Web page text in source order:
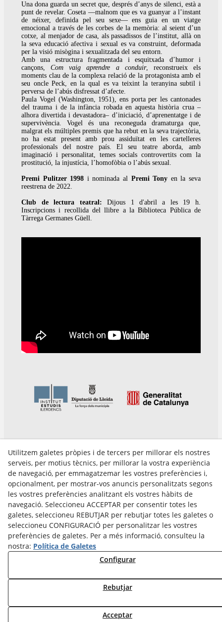
Una dona guarda un secret que, després d’anys de silenci, està a
punt de revelar. Coseta —malnom que es va guanyar a l’instant
de néixer, definida pel seu sexe— ens guia en un viatge
emocional a través de les corbes de la memòria: al seient d’un
cotxe, al menjador de casa, als passadissos de l’institut, allà on
la seva educació afectiva i sexual es va construint, deformada
per la visió misògina i sexualitzada del seu entorn.
Amb una estructura fragmentada i esquitxada d’humor i
cançons,Com vaig aprendre a conduir, reconstrueix els
moments clau de la complexa relació de la protagonista amb el
seu oncle Peck, en la qual es va teixint la teranyina subtil i
perversa de l’abús disfressat d’afecte.
Paula Vogel (Washington, 1951), ens porta per les cantonades
del trauma i de la infància robada en aquesta història crua –
alhora divertida i devastadora– d’iniciació, d’aprenentatge i de
supervivència. Vogel és una reconeguda dramaturga que,
malgrat els múltiples premis que ha rebut en la seva trajectòria,
no ha estat present amb prou assiduïtat en les cartelleres
professionals del nostre país. El seu teatre aborda, amb
imaginació i personalitat, temes socials controvertits com la
prostitució, la injustícia, l’homofòbia o l’abús sexual.
Premi Pulitzer 1998 i nominada al Premi Tony en la seva
reestrena de 2022.
Club de lectura teatral:Dijous 1 d'abril a les 19 h.
Inscripcions i recollida del llibre a la Biblioteca Pública de
Tàrrega Germanes Güell.
Avís Legal
Política Cookies
Política de Privacitat
© 08/2026 Cultura Tàrrega - Tots els drets reservats.
Utilitzem galetes pròpies i de tercers per millorar els nostres
serveis, per motius tècnics, per millorar la vostra experiència
de navegació, per emmagatzemar les vostres preferències i,
opcionalment, per mostrar-vos anuncis personalitzats segons
les vostres preferències analitzant els vostres hàbits de
navegació. Seleccioneu ACCEPTAR per consentir totes les
galetes, seleccioneu REBUTJAR per rebutjar totes les galetes o
seleccioneu CONFIGURACIÓ per personalitzar les vostres
preferències de galetes. Per a més informació, consulteu la
nostra: Política de Galetes
Configurar
Rebutjar
Acceptar